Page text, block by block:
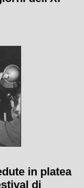
in platea
di